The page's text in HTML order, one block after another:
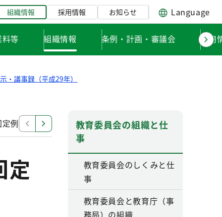
組織情報 採用情報 お知らせ Language
等 組織情報 条例・計画・審議会 採用
・議事録（平成29年）
例会 平成29年東京都教育委員会第19回定例会
定
教育委員会の組織と仕
事
教育委員会のしくみと仕
事
教育委員会と教育庁（事
務局）の組織